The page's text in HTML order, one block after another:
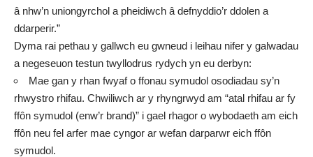
â nhw’n uniongyrchol a pheidiwch â defnyddio’r ddolen a
ddarperir.”
Dyma rai pethau y gallwch eu gwneud i leihau nifer y galwadau
a negeseuon testun twyllodrus rydych yn eu derbyn:
Mae gan y rhan fwyaf o ffonau symudol osodiadau sy’n
rhwystro rhifau. Chwiliwch ar y rhyngrwyd am “atal rhifau ar fy
ffôn symudol (enw’r brand)” i gael rhagor o wybodaeth am eich
ffôn neu fel arfer mae cyngor ar wefan darparwr eich ffôn
symudol.